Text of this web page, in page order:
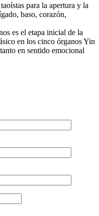
para la apertura y la
baso, corazón,
es el etapa inicial de la
en los cinco órganos Yin
en sentido emocional